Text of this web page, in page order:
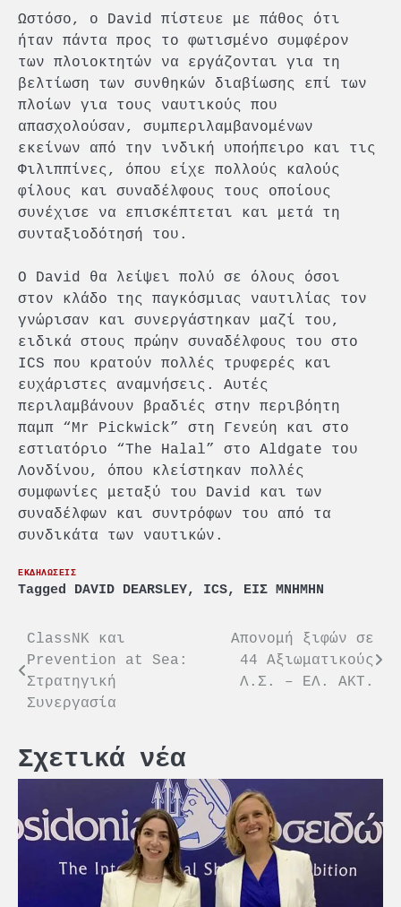
Ωστόσο, ο David πίστευε με πάθος ότι
ήταν πάντα προς το φωτισμένο συμφέρον
των πλοιοκτητών να εργάζονται για τη
βελτίωση των συνθηκών διαβίωσης επί των
πλοίων για τους ναυτικούς που
απασχολούσαν, συμπεριλαμβανομένων
εκείνων από την ινδική υποήπειρο και τις
Φιλιππίνες, όπου είχε πολλούς καλούς
φίλους και συναδέλφους τους οποίους
συνέχισε να επισκέπτεται και μετά τη
συνταξιοδότησή του.
Ο David θα λείψει πολύ σε όλους όσοι
στον κλάδο της παγκόσμιας ναυτιλίας τον
γνώρισαν και συνεργάστηκαν μαζί του,
ειδικά στους πρώην συναδέλφους του στο
ICS που κρατούν πολλές τρυφερές και
ευχάριστες αναμνήσεις. Αυτές
περιλαμβάνουν βραδιές στην περιβόητη
παμπ “Mr Pickwick” στη Γενεύη και στο
εστιατόριο “The Halal” στο Aldgate του
Λονδίνου, όπου κλείστηκαν πολλές
συμφωνίες μεταξύ του David και των
συναδέλφων και συντρόφων του από τα
συνδικάτα των ναυτικών.
ΕΚΔΗΛΩΣΕΙΣ
Tagged DAVID DEARSLEY, ICS, ΕΙΣ ΜΝΗΜΗΝ
Πλοήγηση
άρθρων
ClassNK και
Prevention at Sea:
Στρατηγική
Συνεργασία
Απονομή ξιφών σε
44 Αξιωματικούς
Λ.Σ. – ΕΛ. ΑΚΤ.
Σχετικά νέα